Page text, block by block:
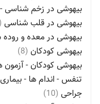
بیهوشی در زخم شناسی -
بیهوشی در قلب شناسی
بیهوشی در معده و
بیهوشی کودکان (8)
بیهوشی کودکان - آزمون
تنفس - اندام ها -
جراحی (10)